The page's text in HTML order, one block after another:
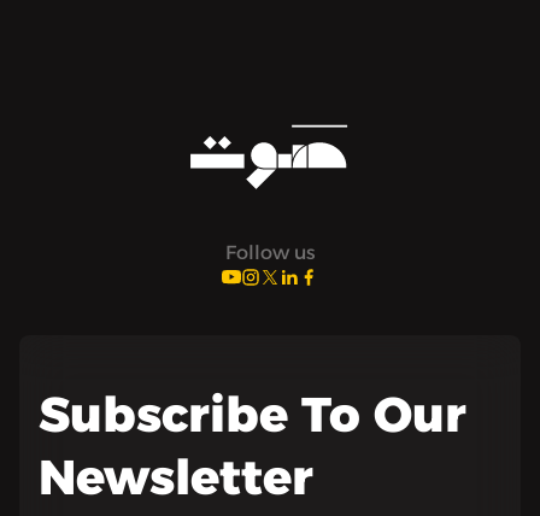
Follow us
Subscribe To Our
Newsletter